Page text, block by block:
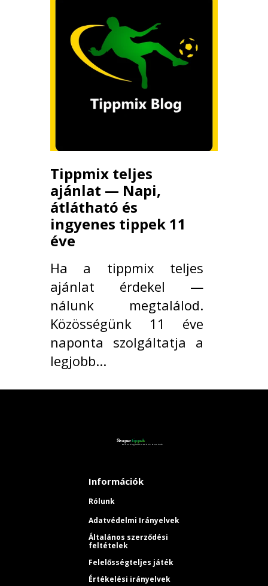
Tippmix teljes
ajánlat — Napi,
átlátható és
ingyenes tippek 11
éve
Ha a tippmix teljes
ajánlat érdekel —
nálunk megtalálod.
Közösségünk 11 éve
naponta szolgáltatja a
legjobb...
Információk
Rólunk
Adatvédelmi Irányelvek
Általános szerződési
feltételek
Felelősségteljes játék
Értékelési irányelvek